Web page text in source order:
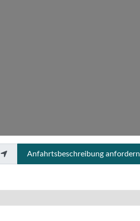
Anfahrtsbeschreibung anfordern